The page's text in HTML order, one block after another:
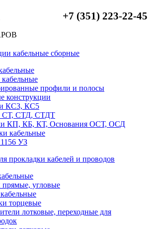
+7 (351) 223-22-45
кабельные сборные
профили и полосы
конструкции
КС3, КС5
СТ, СТД, СТДТ
КП, КБ, КТ, Основания ОСТ, ОСД
кабельные
УЗ
прокладки кабелей и проводов
угловые
торцевые
лотковые, переходные для